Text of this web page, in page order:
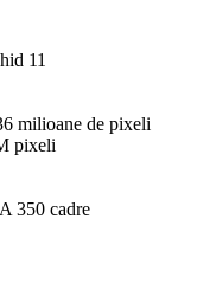
11
milioane de pixeli
pixeli
350 cadre